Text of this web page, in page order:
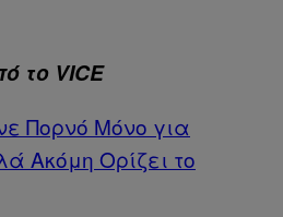
το VICE
Πορνό Μόνο για
Ακόμη Ορίζει το